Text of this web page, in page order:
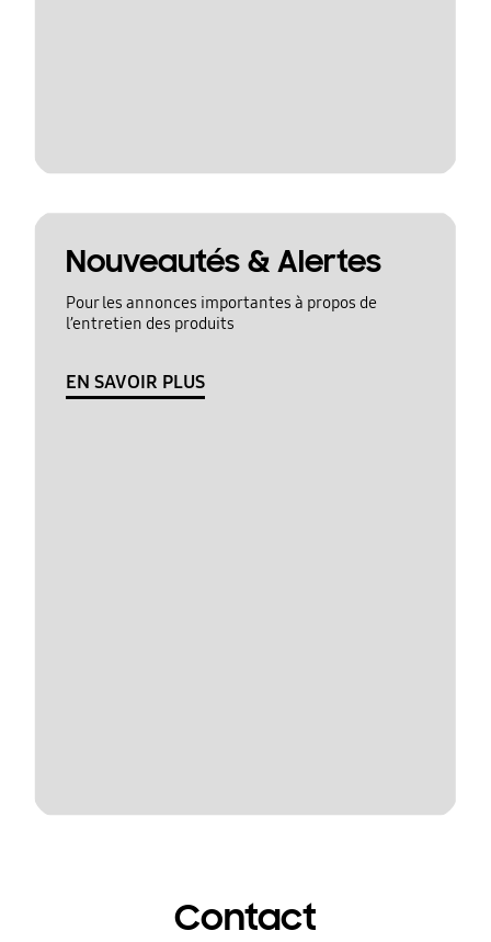
Nouveautés & Alertes
Pour les annonces importantes à propos de
l’entretien des produits
EN SAVOIR PLUS
Contact